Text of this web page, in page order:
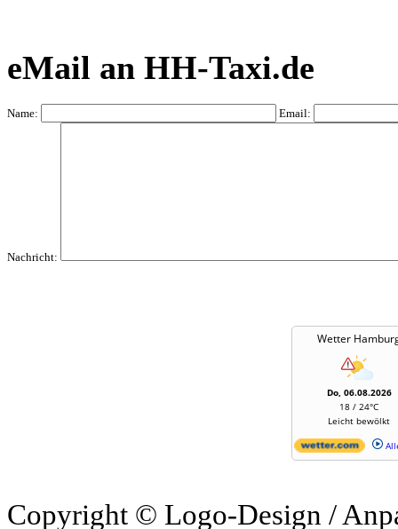
eMail an HH-Taxi.de
Name: Email:
Nachricht:
Wetter
Do, 06.08.2026
18 / 24°C
Leicht bewölkt
Copyright © Logo-Design /